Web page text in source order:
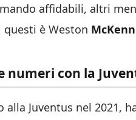
affidabili, altri
questi è Weston
numeri con la
Juventus nel 2021,